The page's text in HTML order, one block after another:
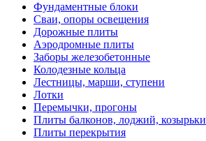
Фундаментные блоки
Сваи, опоры освещения
Дорожные плиты
Аэродромные плиты
Заборы железобетонные
Колодезные кольца
Лестницы, марши, ступени
Лотки
Перемычки, прогоны
Плиты балконов, лоджий, козырьки
Плиты перекрытия